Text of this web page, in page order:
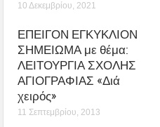
10 Δεκεμβρίου, 2021
ΕΠΕΙΓΟΝ ΕΓΚΥΚΛΙΟΝ
ΣΗΜΕΙΩΜΑ με θέμα:
ΛΕΙΤΟΥΡΓΙΑ ΣΧΟΛΗΣ
ΑΓΙΟΓΡΑΦΙΑΣ «Διά
χειρός»
11 Σεπτεμβρίου, 2013